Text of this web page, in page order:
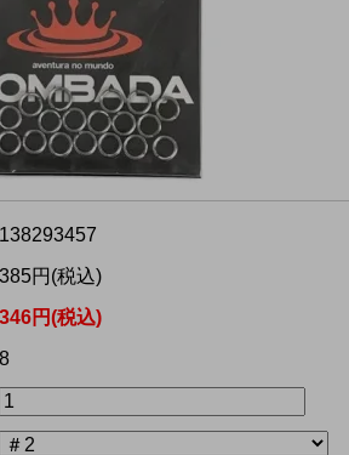
138293457
385円(税込)
346円(税込)
8